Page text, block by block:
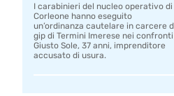
I carabinieri del nucleo operativo di
Corleone hanno eseguito
un’ordinanza cautelare in carcere
gip di Termini Imerese nei confronti
Giusto Sole, 37 anni, imprenditore
accusato di usura.